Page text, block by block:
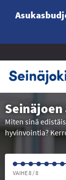
Miten sinä
hyvinvointia?
VAIHE 8 / 8